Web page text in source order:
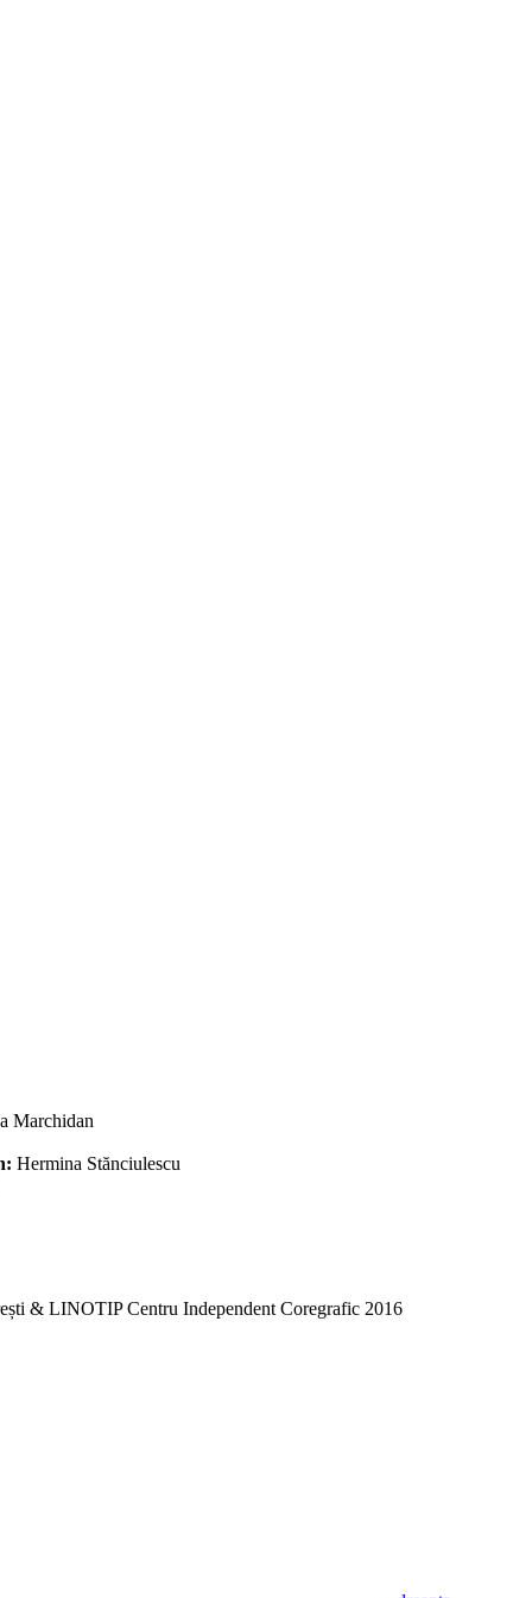
Marchidan
Hermina Stănciulescu
& LINOTIP Centru Independent Coregrafic 2016